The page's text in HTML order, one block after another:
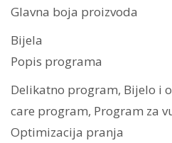
Glavna boja proizvoda
Bijela
Popis programa
Delikatno program, Bijelo i
care program, Program za
Optimizacija pranja